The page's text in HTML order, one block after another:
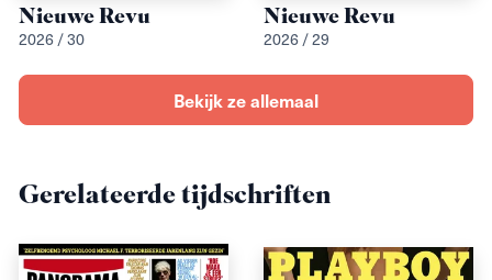
Nieuwe Revu
2026 / 30
Nieuwe Revu
2026 / 29
Bekijk ze allemaal
Gerelateerde tijdschriften